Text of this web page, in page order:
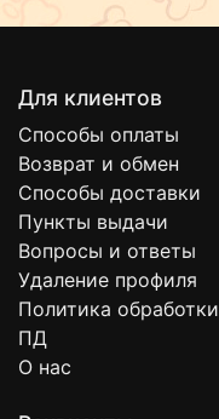
Для клиентов
Способы оплаты
Возврат и обмен
Способы доставки
Пункты выдачи
Вопросы и ответы
Удаление профиля
Политика обработки
ПД
О нас